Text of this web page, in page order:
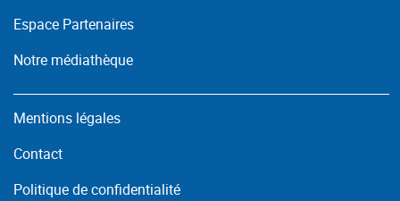
Espace Partenaires
Notre médiathèque
Mentions légales
Contact
Politique de confidentialité